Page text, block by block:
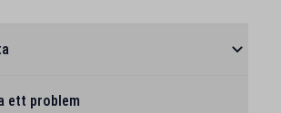
ett problem